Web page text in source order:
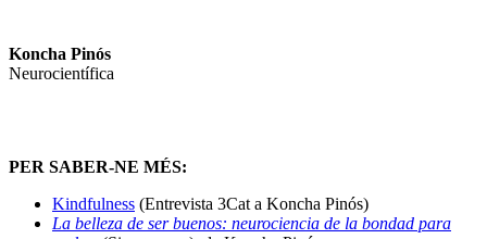
Koncha Pinós
Neurocientífica
PER SABER-NE MÉS:
Kindfulness (Entrevista 3Cat a Koncha Pinós)
La belleza de ser buenos: neurociencia de la bondad para